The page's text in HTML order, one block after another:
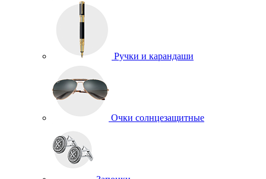
Ручки и карандаши
Очки солнцезащитные